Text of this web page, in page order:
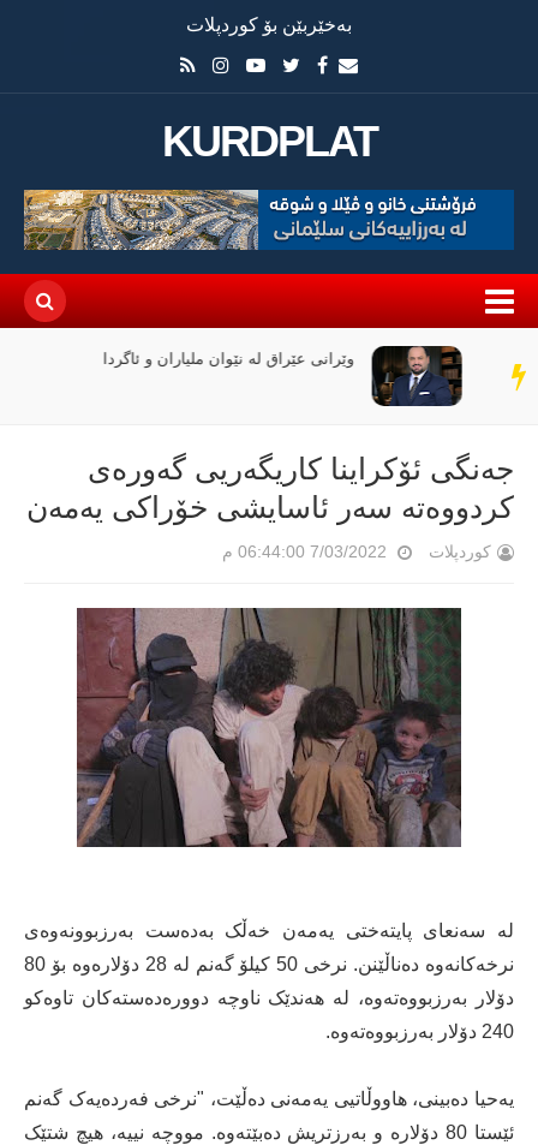
بەخێربێن بۆ کوردپلات
KURDPLAT
سەر
دێڕ
وێرانی عێراق لە نێوان ملیاران و ئاگردا
جەنگی ئۆکراینا کاریگەریی گەورەی
کردووەتە سەر ئاسایشی خۆراکی یەمەن
کوردپلات 7/03/2022 06:44:00 م
لە سەنعای پایتەختی یەمەن خەڵک بەدەست بەرزبوونەوەی
نرخەکانەوە دەناڵێنن. نرخی 50 کیلۆ گەنم لە 28 دۆلارەوە بۆ 80
دۆلار بەرزبووەتەوە، لە هەندێک ناوچە دوورەدەستەکان تاوەکو
240 دۆلار بەرزبووەتەوە.
یەحیا دەبینی، هاووڵاتیی یەمەنی دەڵێت، "نرخی فەردەیەک گەنم
ئێستا 80 دۆلارە و بەرزتریش دەبێتەوە. مووچە نییە، هیچ شتێک